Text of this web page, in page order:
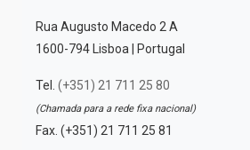
Rua Augusto Macedo 2 A
1600-794 Lisboa | Portugal
Tel. (+351) 21 711 25 80
(Chamada para a rede fixa nacional)
Fax. (+351) 21 711 25 81